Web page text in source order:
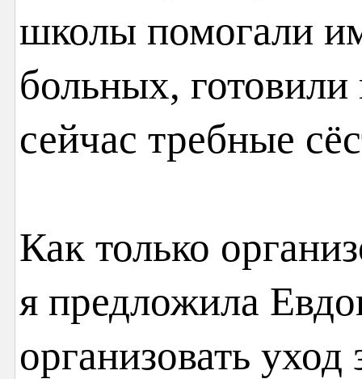
школы помогали
больных,
сейчас требные
Как только
я предложила
организовать